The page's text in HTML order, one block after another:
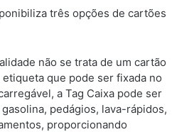
três opções de cartões
não se trata de um cartão
que pode ser fixada no
a Tag Caixa pode ser
pedágios, lava-rápidos,
proporcionando